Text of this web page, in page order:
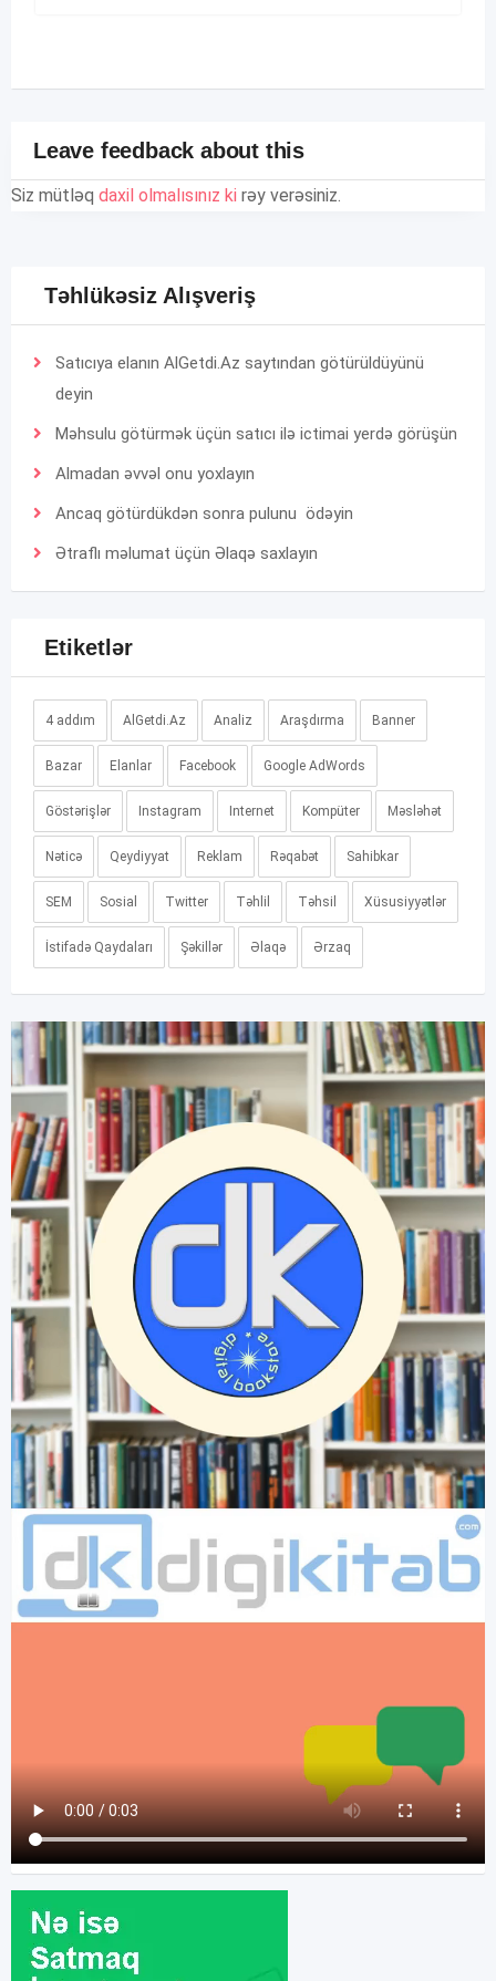
Leave feedback about this
Siz mütləq daxil olmalısınız ki rəy verəsiniz.
Təhlükəsiz Alışveriş
Satıcıya elanın AlGetdi.Az saytından götürüldüyünü
deyin
Məhsulu götürmək üçün satıcı ilə ictimai yerdə görüşün
Almadan əvvəl onu yoxlayın
Ancaq götürdükdən sonra pulunu ödəyin
Ətraflı məlumat üçün Əlaqə saxlayın
Etiketlər
4 addım AlGetdi.Az Analiz Araşdırma Banner
Bazar Elanlar Facebook Google AdWords
Göstərişlər Instagram Internet Kompüter Məsləhət
Nəticə Qeydiyyat Reklam Rəqabət Sahibkar
SEM Sosial Twitter Təhlil Təhsil Xüsusiyyətlər
İstifadə Qaydaları Şəkillər Əlaqə Ərzaq